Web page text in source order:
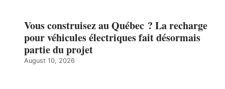
Vous construisez au Québec ? La recharge
pour véhicules électriques fait désormais
partie du projet
August 10, 2026